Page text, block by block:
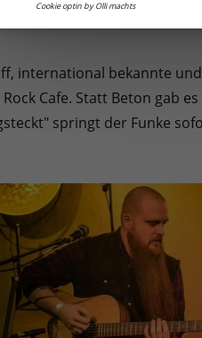
international bekannte
Cafe. Statt Beton gab
springt der Funke
Cookie optin by Olli machts